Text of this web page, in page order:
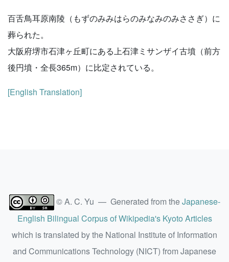
百舌鳥耳原南陵（もずのみみはらのみなみのみささぎ）に
葬られた。
大阪府堺市石津ヶ丘町にある上石津ミサンザイ古墳（前方
後円墳・全長365m）に比定されている。
[English Translation]
© A. C. Yu — Generated from theJapanese-
English Bilingual Corpus of Wikipedia's Kyoto Articles
which is translated by the National Institute of Information
and Communications Technology (NICT) from Japanese